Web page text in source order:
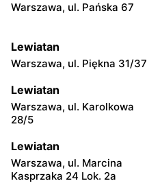
Warszawa, ul. Pańska 67
Lewiatan
Warszawa, ul. Piękna 31/37
Lewiatan
Warszawa, ul. Karolkowa
28/5
Lewiatan
Warszawa, ul. Marcina
Kasprzaka 24 Lok. 2a